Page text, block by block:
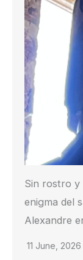
Sin rostro y
enigma del
Alexandre
11 June, 2026